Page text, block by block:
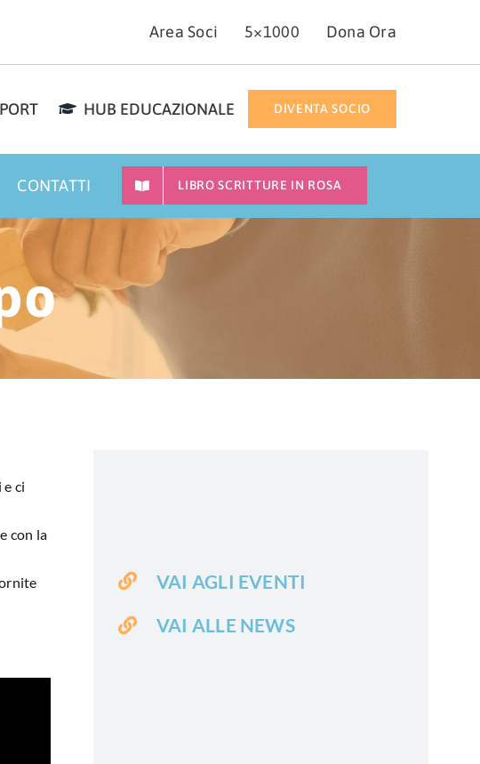
Area Soci 5×1000 Dona Ora
HUB EDUCAZIONALE DIVENTA SOCIO
CONTATTI LIBRO SCRITTURE IN ROSA
ci
con la
VAI AGLI EVENTI
VAI ALLE NEWS